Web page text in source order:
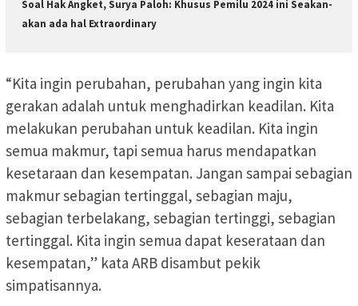
Soal Hak Angket, Surya Paloh: Khusus Pemilu 2024 ini Seakan-
akan ada hal Extraordinary
“Kita ingin perubahan, perubahan yang ingin kita
gerakan adalah untuk menghadirkan keadilan. Kita
melakukan perubahan untuk keadilan. Kita ingin
semua makmur, tapi semua harus mendapatkan
kesetaraan dan kesempatan. Jangan sampai sebagian
makmur sebagian tertinggal, sebagian maju,
sebagian terbelakang, sebagian tertinggi, sebagian
tertinggal. Kita ingin semua dapat keserataan dan
kesempatan,” kata ARB disambut pekik
simpatisannya.